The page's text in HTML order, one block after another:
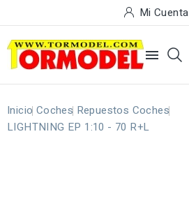
Mi Cuenta

Inicio Coches Repuestos Coches
LIGHTNING EP 1:10 - 70 R+L